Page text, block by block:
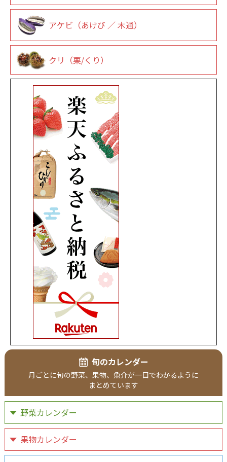
アケビ（あけび ／ 木通）
クリ（栗/くり）
旬のカレンダー
月ごとに旬の野菜、 果物、 魚介が一目でわかるように
まとめています
野菜カレンダー
果物カレンダー